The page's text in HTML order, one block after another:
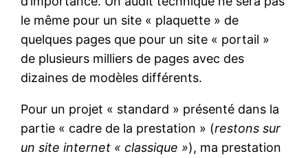
le même pour un site « plaquette » de
quelques pages que pour un site « portail »
de plusieurs milliers de pages avec des
dizaines de modèles différents.
Pour un projet « standard » présenté dans la
partie « cadre de la prestation » (restons sur
un site internet « classique »), ma prestation